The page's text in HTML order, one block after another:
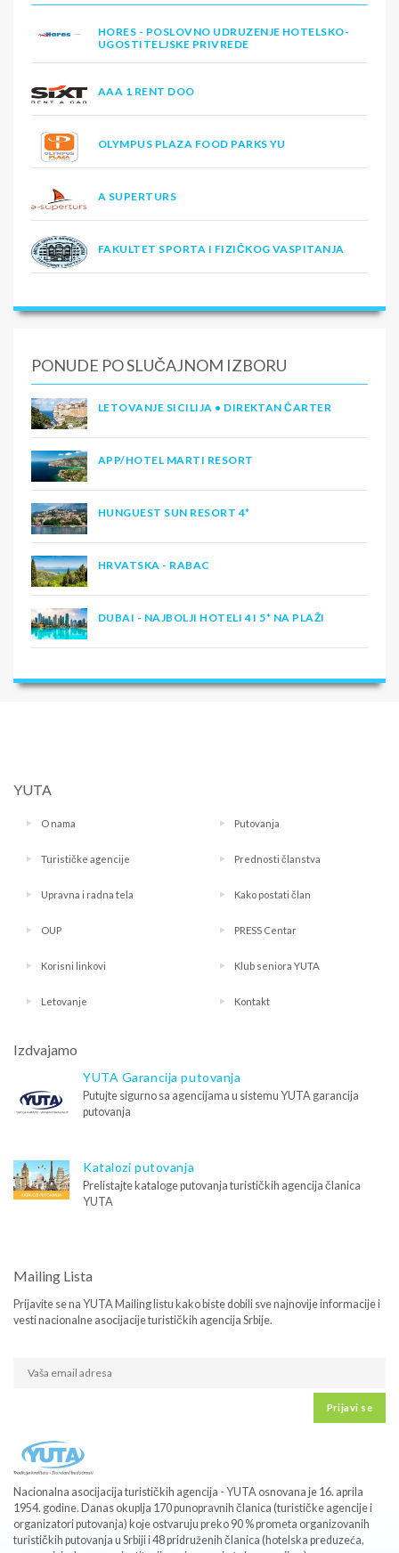
HORES - POSLOVNO UDRUZENJE HOTELSKO-
UGOSTITELJSKE PRIVREDE
AAA 1 RENT DOO
OLYMPUS PLAZA FOOD PARKS YU
A SUPERTURS
FAKULTET SPORTA I FIZIČKOG VASPITANJA
PONUDE PO SLUČAJNOM IZBORU
LETOVANJE SICILIJA • DIREKTAN ČARTER
APP/HOTEL MARTI RESORT
HUNGUEST SUN RESORT 4*
HRVATSKA - RABAC
DUBAI - NAJBOLJI HOTELI 4 I 5* NA PLAŽI
YUTA
O nama Putovanja
Turističke agencije Prednosti članstva
Upravna i radna tela Kako postati član
OUP PRESS Centar
Korisni linkovi Klub seniora YUTA
Letovanje Kontakt
Izdvajamo
YUTA Garancija putovanja
Putujte sigurno sa agencijama u sistemu YUTA garancija
putovanja
Katalozi putovanja
Prelistajte kataloge putovanja turističkih agencija članica
YUTA
Mailing Lista
Prijavite se na YUTA Mailing listu kako biste dobili sve najnovije informacije i
vesti nacionalne asocijacije turističkih agencija Srbije.
Prijavi se
Nacionalna asocijacija turističkih agencija - YUTA osnovana je 16. aprila
1954. godine. Danas okuplja 170 punopravnih članica (turističke agencije i
organizatori putovanja) koje ostvaruju preko 90 % prometa organizovanih
turističkih putovanja u Srbiji i 48 pridruženih članica (hotelska preduzeća,